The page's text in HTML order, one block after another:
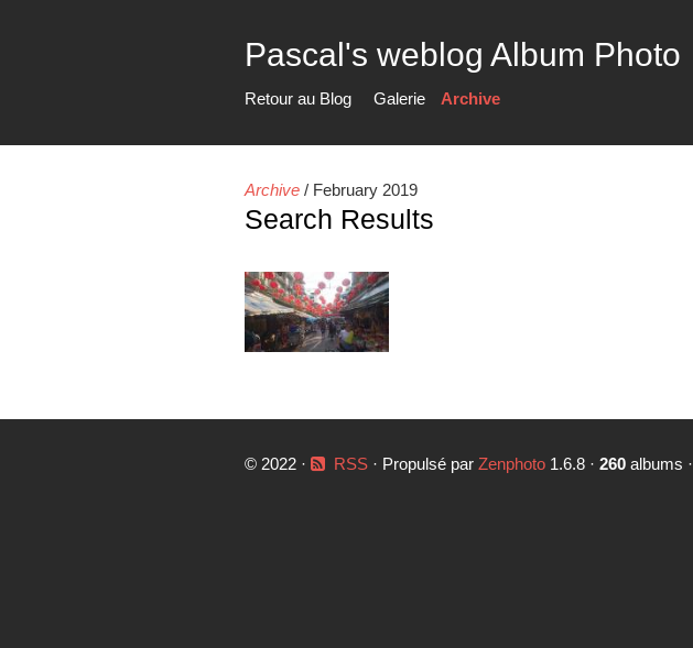
Pascal's weblog Album Photo
Retour au Blog Galerie Archive
Archive / February 2019
Search Results
© 2022 · RSS· Propulsé par Zenphoto 1.6.8 · 260albums ·